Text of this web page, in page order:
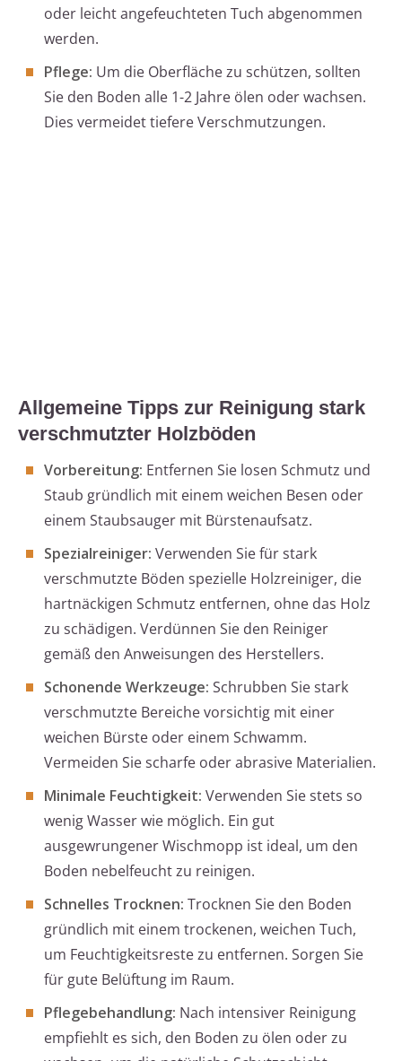
oder leicht angefeuchteten Tuch abgenommen
werden.
Pflege: Um die Oberfläche zu schützen, sollten
Sie den Boden alle 1-2 Jahre ölen oder wachsen.
Dies vermeidet tiefere Verschmutzungen.
Allgemeine Tipps zur Reinigung stark
verschmutzter Holzböden
Vorbereitung: Entfernen Sie losen Schmutz und
Staub gründlich mit einem weichen Besen oder
einem Staubsauger mit Bürstenaufsatz.
Spezialreiniger: Verwenden Sie für stark
verschmutzte Böden spezielle Holzreiniger, die
hartnäckigen Schmutz entfernen, ohne das Holz
zu schädigen. Verdünnen Sie den Reiniger
gemäß den Anweisungen des Herstellers.
Schonende Werkzeuge: Schrubben Sie stark
verschmutzte Bereiche vorsichtig mit einer
weichen Bürste oder einem Schwamm.
Vermeiden Sie scharfe oder abrasive Materialien.
Minimale Feuchtigkeit: Verwenden Sie stets so
wenig Wasser wie möglich. Ein gut
ausgewrungener Wischmopp ist ideal, um den
Boden nebelfeucht zu reinigen.
Schnelles Trocknen: Trocknen Sie den Boden
gründlich mit einem trockenen, weichen Tuch,
um Feuchtigkeitsreste zu entfernen. Sorgen Sie
für gute Belüftung im Raum.
Pflegebehandlung: Nach intensiver Reinigung
empfiehlt es sich, den Boden zu ölen oder zu